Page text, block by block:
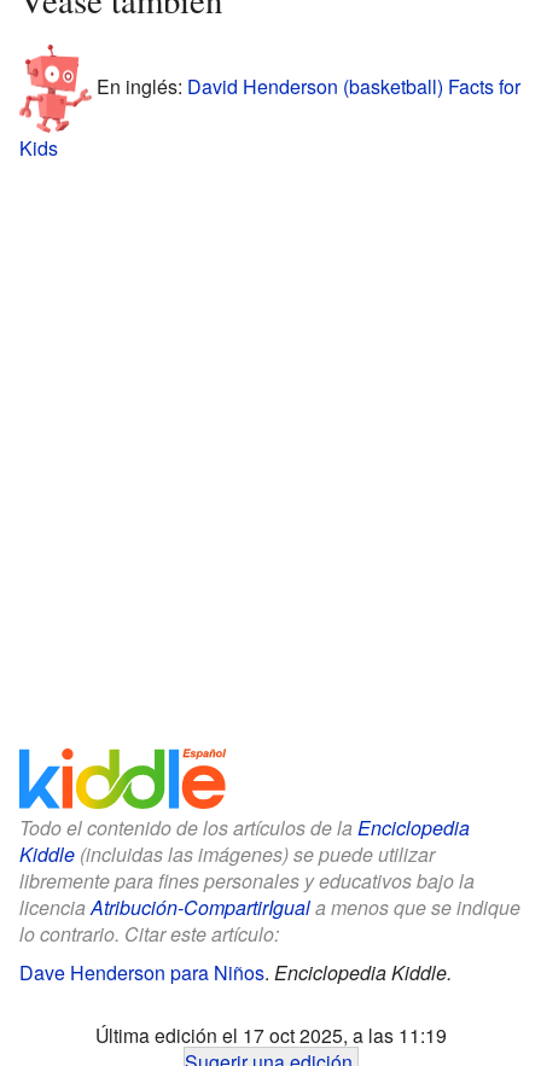
En inglés: David Henderson (basketball) Facts for
Kids
Todo el contenido de los artículos de la Enciclopedia
Kiddle (incluidas las imágenes) se puede utilizar
libremente para fines personales y educativos bajo la
licenciaAtribución-CompartirIguala menos que se indique
lo contrario. Citar este artículo:
Dave Henderson para Niños. Enciclopedia Kiddle.
Última edición el 17 oct 2025, a las 11:19